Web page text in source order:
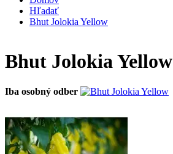
Hľadať
Bhut Jolokia Yellow
Bhut Jolokia Yellow
Iba osobný odber